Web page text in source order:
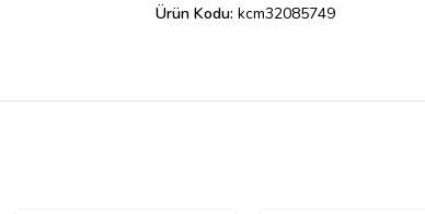
Ürün Kodu: kcm32085749